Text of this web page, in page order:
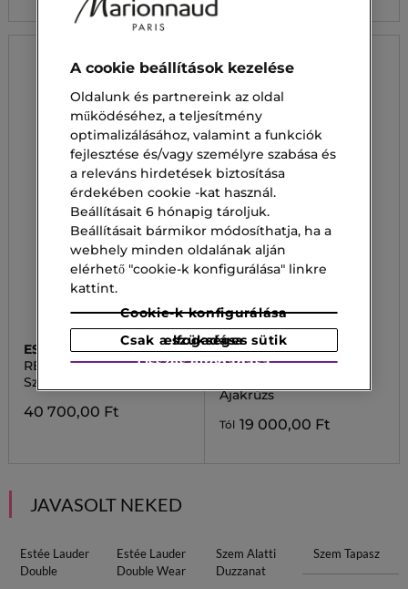
ESTEE LAUDER
RESILIENCE LIFT MULTI
EFFECT TRI-PEPTIDE
Szemkörnyék ápoló
40 700,00 Ft
ESTEE LAUDER
PURE COLOR
Ajakrúzs
Tól 19 000,00 Ft
JAVASOLT NEKED
Estée Lauder
Double
Estée Lauder
Double Wear
Szem Alatti
Duzzanat
Szem Tapasz
A cookie beállítások kezelése
Oldalunk és partnereink az oldal
működéséhez, a teljesítmény
optimalizálásához, valamint a funkciók
fejlesztése és/vagy személyre szabása és
a releváns hirdetések biztosítása
érdekében cookie -kat használ.
Beállításait 6 hónapig tároljuk.
Beállításait bármikor módosíthatja, ha a
webhely minden oldalának alján
elérhető "cookie-k konfigurálása" linkre
kattint.
Cookie-k konfigurálása
Csak a szükséges sütik elfogadása
Összes elfogadása